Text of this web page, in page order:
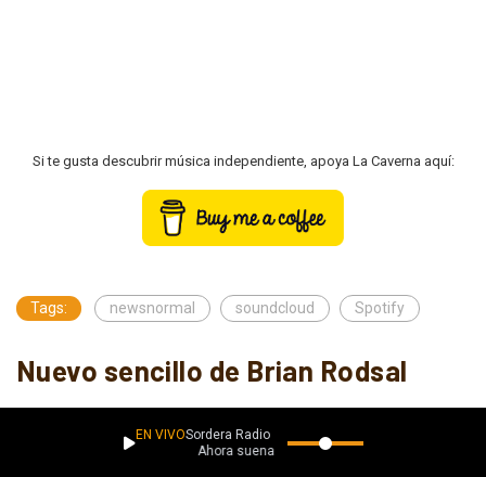
Si te gusta descubrir música independiente, apoya La Caverna aquí:
Tags: newsnormal soundcloud Spotify
Nuevo sencillo de Brian Rodsal
Redacción
1378
EN VIVOSordera Radio
Ahora suena